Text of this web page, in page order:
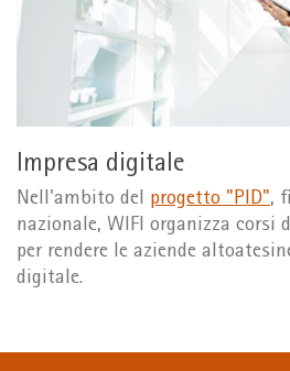
Impresa digitale
Nell'ambito del progetto "PID",
nazionale, WIFI organizza
per rendere le aziende
digitale.